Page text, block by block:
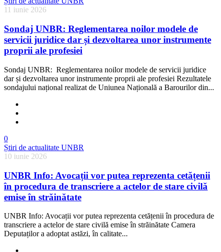
11 iunie 2026
Sondaj UNBR: Reglementarea noilor modele de
servicii juridice dar și dezvoltarea unor instrumente
proprii ale profesiei
Sondaj UNBR: Reglementarea noilor modele de servicii juridice
dar și dezvoltarea unor instrumente proprii ale profesiei Rezultatele
sondajului național realizat de Uniunea Națională a Barourilor din...
0
Știri de actualitate UNBR
10 iunie 2026
UNBR Info: Avocații vor putea reprezenta cetățenii
în procedura de transcriere a actelor de stare civilă
emise în străinătate
UNBR Info: Avocații vor putea reprezenta cetățenii în procedura de
transcriere a actelor de stare civilă emise în străinătate Camera
Deputaților a adoptat astăzi, în calitate...